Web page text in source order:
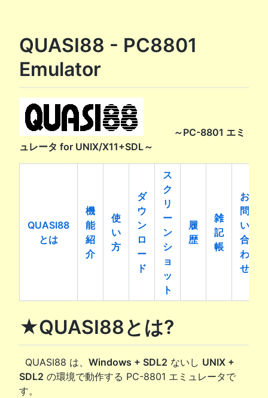
QUASI88 - PC8801
Emulator
～PC-8801 エミ
ュレータ for UNIX/X11+SDL～
QUASI88
とは
機
能
紹
介
使
い
方
ダ
ウ
ン
ロ
ー
ド
ス
ク
リ
ー
ン
シ
ョ
ッ
ト
履
歴
雑
記
帳
お
問
い
合
わ
せ
★QUASI88とは?
QUASI88 は、 Windows + SDL2 ないし UNIX +
SDL2 の環境で動作する PC-8801 エミュレータで
す。